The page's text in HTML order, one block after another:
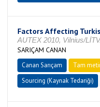
Factors Affecting
AUTEX 2010, Vilnius/
SARIÇAM CANAN
Canan Sarıçam Tam
Sourcing (Kaynak Tedariği)